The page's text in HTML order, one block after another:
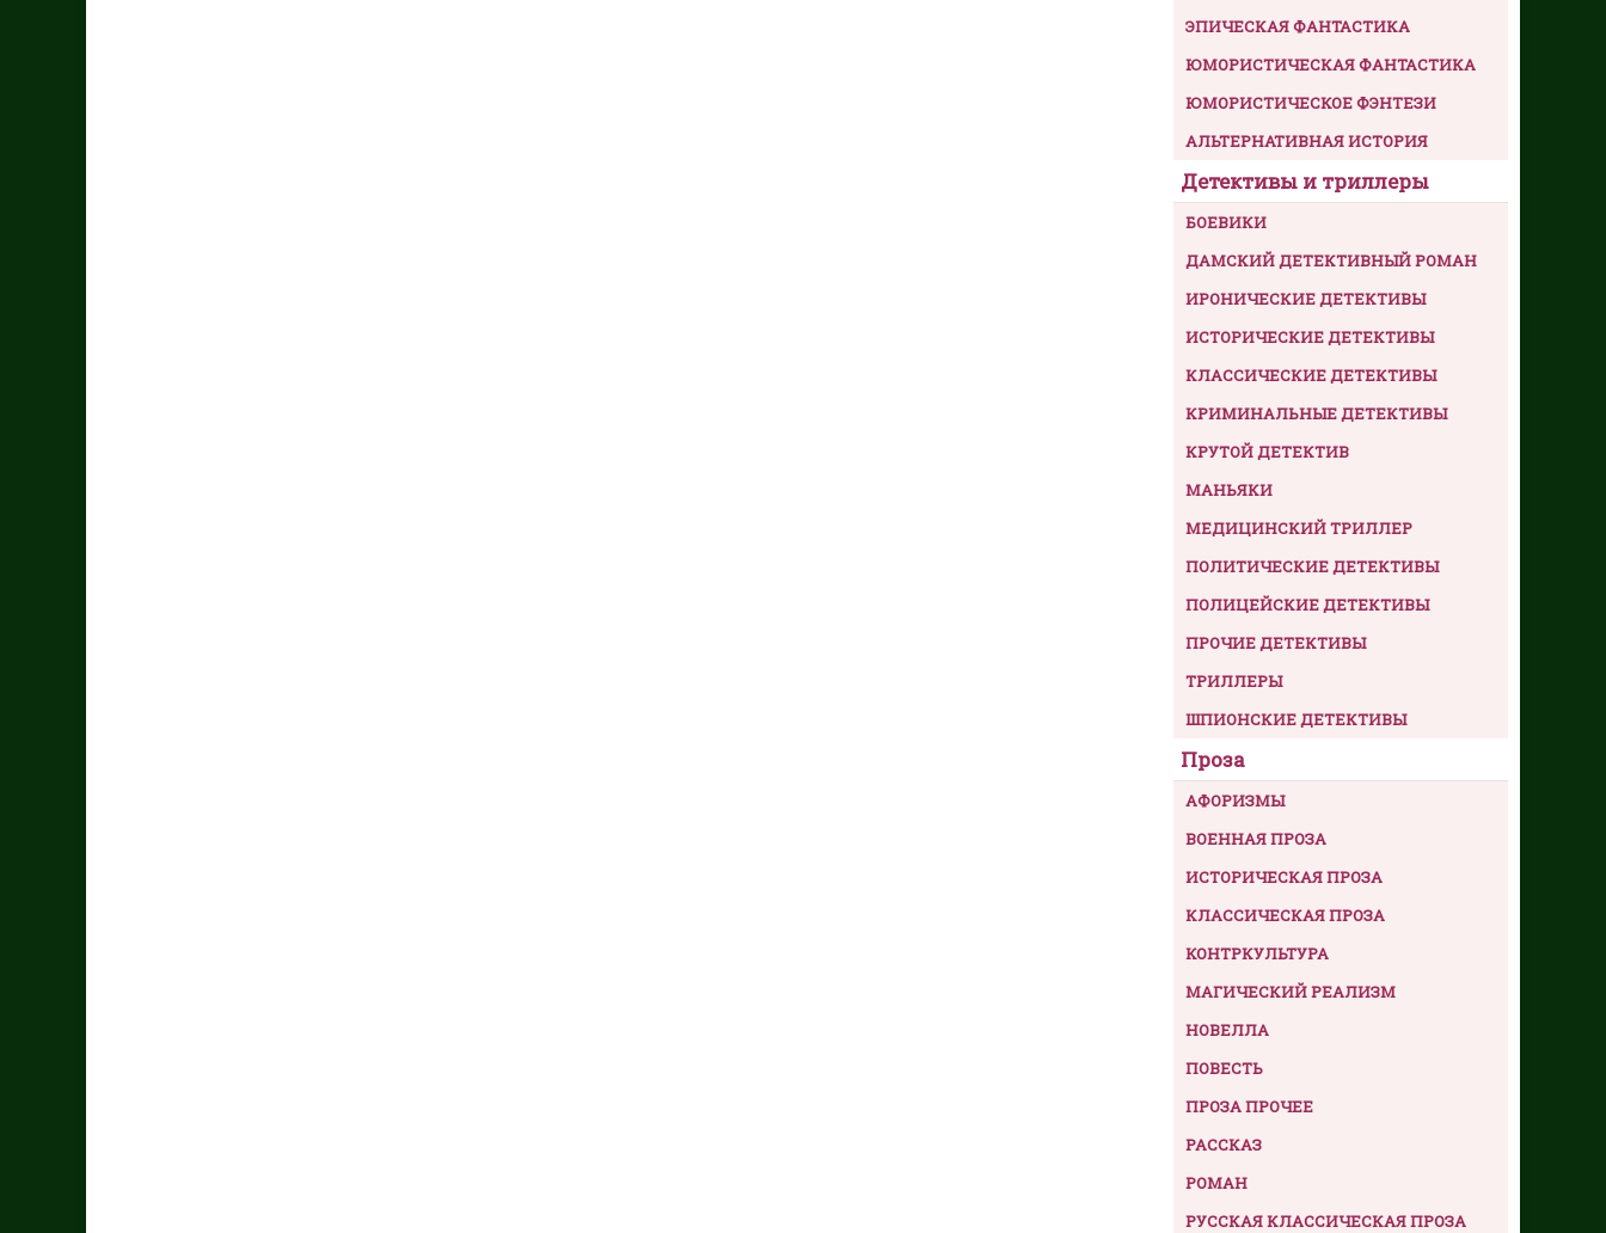
ЭПИЧЕСКАЯ ФАНТАСТИКА
ЮМОРИСТИЧЕСКАЯ ФАНТАСТИКА
ЮМОРИСТИЧЕСКОЕ ФЭНТЕЗИ
АЛЬТЕРНАТИВНАЯ ИСТОРИЯ
Детективы и триллеры
БОЕВИКИ
ДАМСКИЙ ДЕТЕКТИВНЫЙ РОМАН
ИРОНИЧЕСКИЕ ДЕТЕКТИВЫ
ИСТОРИЧЕСКИЕ ДЕТЕКТИВЫ
КЛАССИЧЕСКИЕ ДЕТЕКТИВЫ
КРИМИНАЛЬНЫЕ ДЕТЕКТИВЫ
КРУТОЙ ДЕТЕКТИВ
МАНЬЯКИ
МЕДИЦИНСКИЙ ТРИЛЛЕР
ПОЛИТИЧЕСКИЕ ДЕТЕКТИВЫ
ПОЛИЦЕЙСКИЕ ДЕТЕКТИВЫ
ПРОЧИЕ ДЕТЕКТИВЫ
ТРИЛЛЕРЫ
ШПИОНСКИЕ ДЕТЕКТИВЫ
Проза
АФОРИЗМЫ
ВОЕННАЯ ПРОЗА
ИСТОРИЧЕСКАЯ ПРОЗА
КЛАССИЧЕСКАЯ ПРОЗА
КОНТРКУЛЬТУРА
МАГИЧЕСКИЙ РЕАЛИЗМ
НОВЕЛЛА
ПОВЕСТЬ
ПРОЗА ПРОЧЕЕ
РАССКАЗ
РОМАН
РУССКАЯ КЛАССИЧЕСКАЯ ПРОЗА